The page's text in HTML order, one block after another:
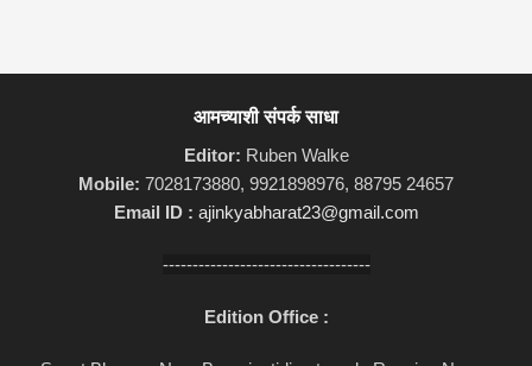
आमच्याशी संपर्क साधा
Editor: Ruben Walke
Mobile: 7028173880, 9921898976, 88795 24657
Email ID : ajinkyabharat23@gmail.com
-----------------------------------
Edition Office :